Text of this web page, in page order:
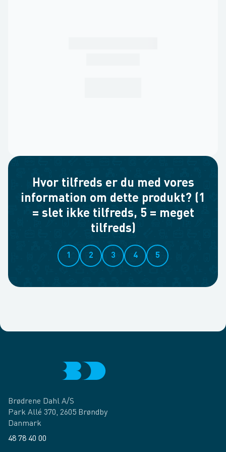
Hvor tilfreds er du med vores
information om dette produkt? (1
= slet ikke tilfreds, 5 = meget
tilfreds)
1 2 3 4 5
Brødrene Dahl A/S
Park Allé 370, 2605 Brøndby
Danmark
48 78 40 00